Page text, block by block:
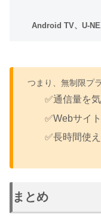
Android TV、U-
つまり、無制限プ
✅通信量を
✅Webサイ
✅長時間使
まとめ